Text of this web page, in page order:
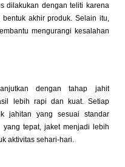
dilakukan dengan teliti karena
akhir produk. Selain itu,
mengurangi kesalahan
dengan tahap jahit
lebih rapi dan kuat. Setiap
jahitan yang sesuai standar
tepat, jaket menjadi lebih
aktivitas sehari-hari.